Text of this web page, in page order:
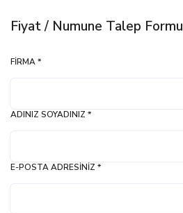
Fiyat / Numune Talep Formu
FIRMA *
ADINIZ SOYADINIZ *
E-POSTA ADRESINIZ *